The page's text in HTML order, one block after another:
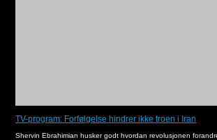
TV-program: Forfølgelse hindrer ikke troen i Iran
Shervin Ebrahimian husker godt hvordan revolusjonen